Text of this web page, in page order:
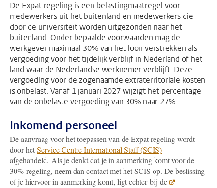
De Expat regeling is een belastingmaatregel voor
medewerkers uit het buitenland en medewerkers die
door de universiteit worden uitgezonden naar het
buitenland. Onder bepaalde voorwaarden mag de
werkgever maximaal 30% van het loon verstrekken als
vergoeding voor het tijdelijk verblijf in Nederland of het
land waar de Nederlandse werknemer verblijft. Deze
vergoeding voor de zogenaamde extraterritoriale kosten
is onbelast. Vanaf 1 januari 2027 wijzigt het percentage
van de onbelaste vergoeding van 30% naar 27%.
Inkomend personeel
De aanvraag voor het toepassen van de Expat regeling wordt
door hetService Centre International Staff (SCIS)
afgehandeld. Als je denkt dat je in aanmerking komt voor de
30%-regeling, neem dan contact met het SCIS op. De beslissing
of je hiervoor in aanmerking komt, ligt echter bij de